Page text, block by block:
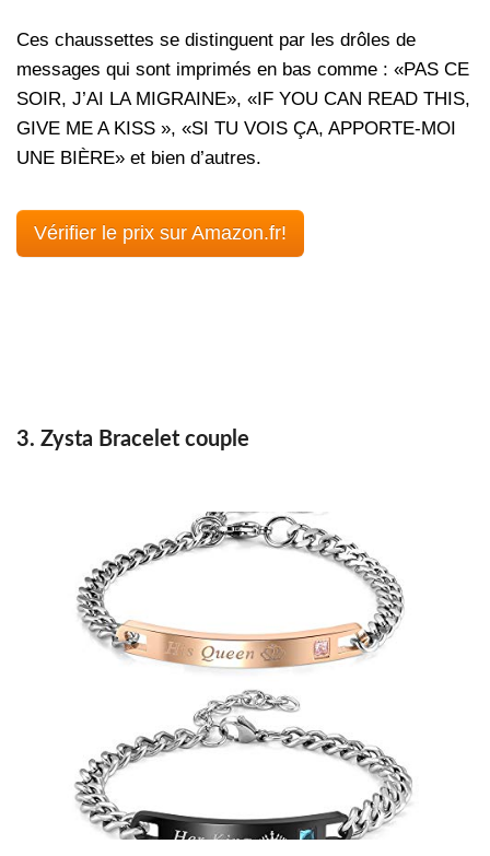
Ces chaussettes se distinguent par les drôles de
messages qui sont imprimés en bas comme : «PAS CE
SOIR, J’AI LA MIGRAINE», «IF YOU CAN READ THIS,
GIVE ME A KISS », «SI TU VOIS ÇA, APPORTE-MOI
UNE BIÈRE» et bien d’autres.
Vérifier le prix sur Amazon.fr!
3. Zysta Bracelet couple